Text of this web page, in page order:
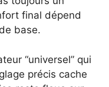
final dépend
base.
“universel” qui
précis cache